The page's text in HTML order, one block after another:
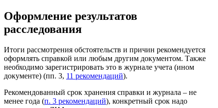
Оформление результатов
расследования
Итоги рассмотрения обстоятельств и причин рекомендуется
оформлять справкой или любым другим документом. Также
необходимо зарегистрировать это в журнале учета (ином
документе) (пп. 3, 11 рекомендаций).
Рекомендованный срок хранения справки и журнала – не
менее года (п. 3 рекомендаций), конкретный срок надо